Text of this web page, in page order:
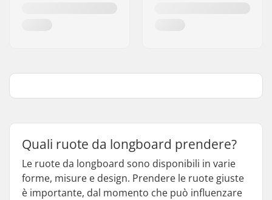
Quali ruote da longboard prendere?
Le ruote da longboard sono disponibili in varie
forme, misure e design. Prendere le ruote giuste
è importante, dal momento che può influenzare